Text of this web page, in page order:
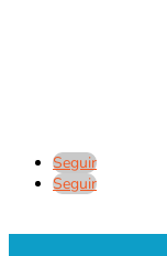
Seguir
Seguir